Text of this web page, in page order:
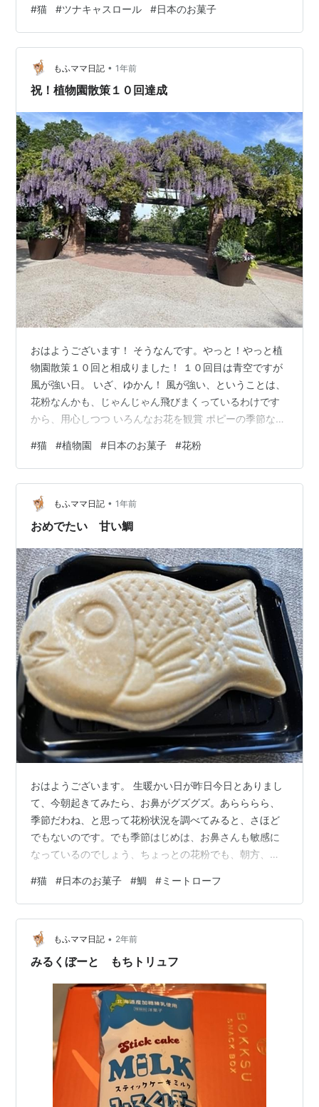
に、アメリカ的おふくろの味（おやじ、でもよい）ツナ
キャスロールを作ることに。もうこれは、テキトーの簡
単レシピでして キャンベルのクリームマッシュルームス
ープの素とミルク うちは、ワタクシの乳糖関係のため、
アーモンドMalk（哺乳類の乳、以外のものをミルクと呼
#猫 #ツナキャスロール #日本のお菓子
もふママ日記 • 1年前
祝！植物園散策１０回達成
おはようございます！ そうなんです。やっと！やっと植
物園散策１０回と相成りました！ １０回目は青空ですが
風が強い日。 いざ、ゆかん！ 風が強い、ということは、
花粉なんかも、じゃんじゃん飛びまくっているわけです
から、用心しつつ いろんなお花を観賞 ポピーの季節なん
ことになったわけですが、植物園て、あれですね。 立て
続けに来ても あまり変化がない 当たり前のことではあり
ますが、植物さんの方にも、季節の事情というものがあ
りますものね。これが、月一くらいで来れれば、ちょっ
と変化があって、更に楽しいかもな、と思っているので
#猫 #植物園 #日本のお菓子 #花粉
もふママ日記 • 1年前
おめでたい 甘い鯛
おはようございます。 生暖かい日が昨日今日とありまし
て、今朝起きてみたら、お鼻がグズグズ。あらららら、
季節だわね、と思って花粉状況を調べてみると、さほど
でもないのです。でも季節はじめは、お鼻さんも敏感に
なっているのでしょう、ちょっとの花粉でも、朝方、ツ
すね。 花粉さんはどこかな 退治してくれませんか、ゆず
君。 お鼻はぐずぐずしてても、仕事はせんとなりませ
ぬ。週初め、月曜日は特に忙しい日なのです。だからお
夕飯は手抜きの、これも、前に作って冷凍してあった ミ
ートローフ こういうの、本当に助かります。 そして、晩
#猫 #日本のお菓子 #鯛 #ミートローフ
もふママ日記 • 2年前
みるくぼーと もちトリュフ